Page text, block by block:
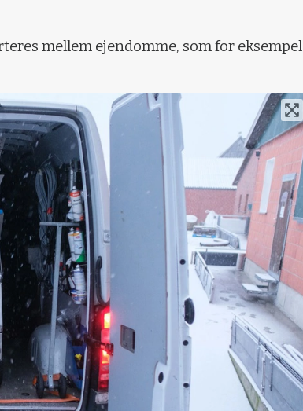
mellem ejendomme, som for eksempel